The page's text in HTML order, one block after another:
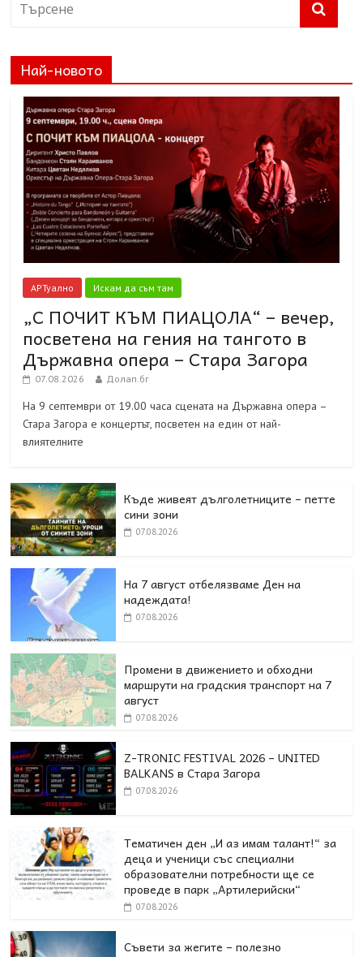
Най-новото
АРТуално Искам да съм там
„С ПОЧИТ КЪМ ПИАЦОЛА“ – вечер,
посветена на гения на тангото в
Държавна опера – Стара Загора
07.08.2026 Долап.бг
На 9 септември от 19.00 часа сцената на Държавна опера –
Стара Загора е концертът, посветен на един от най-
влиятелните
Къде живеят дълголетниците – петте
сини зони
07.08.2026
На 7 август отбелязваме Ден на
надеждата!
07.08.2026
Промени в движението и обходни
маршрути на градския транспорт на 7
август
07.08.2026
Z-TRONIC FESTIVAL 2026 – UNITED
BALKANS в Стара Загора
07.08.2026
Тематичен ден „И аз имам талант!“ за
деца и ученици със специални
образователни потребности ще се
проведе в парк „Артилерийски“
07.08.2026
Съвети за жегите – полезно